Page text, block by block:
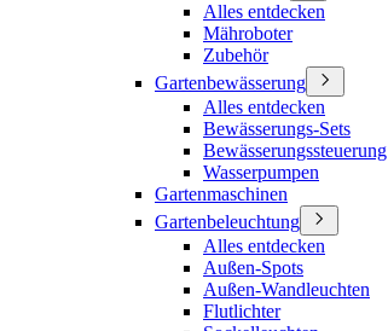
Alles entdecken
Mähroboter
Zubehör
Gartenbewässerung
Alles entdecken
Bewässerungs-Sets
Bewässerungssteuerung
Wasserpumpen
Gartenmaschinen
Gartenbeleuchtung
Alles entdecken
Außen-Spots
Außen-Wandleuchten
Flutlichter